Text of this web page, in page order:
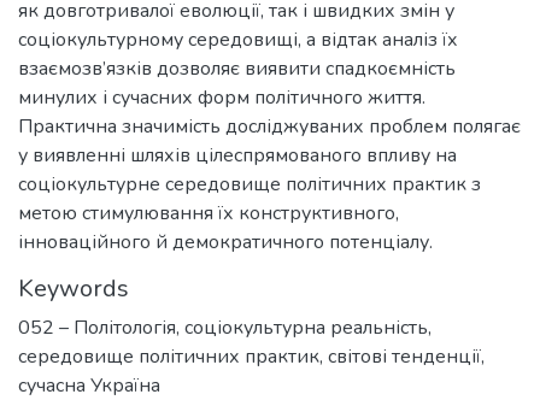
як довготривалої еволюції, так і швидких змін у
соціокультурному середовищі, а відтак аналіз їх
взаємозв’язків дозволяє виявити спадкоємність
минулих і сучасних форм політичного життя.
Практична значимість досліджуваних проблем полягає
у виявленні шляхів цілеспрямованого впливу на
соціокультурне середовище політичних практик з
метою стимулювання їх конструктивного,
інноваційного й демократичного потенціалу.
Keywords
052 – Політологія, соціокультурна реальність,
середовище політичних практик, світові тенденції,
сучасна Україна